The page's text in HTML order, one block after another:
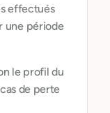
effectués
une période
le profil du
de perte